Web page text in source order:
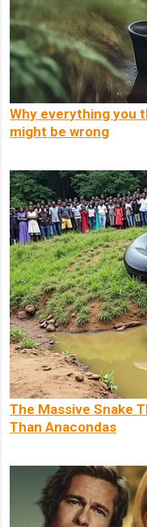
Why everything you
might be wrong
The Massive Snake
Than Anacondas